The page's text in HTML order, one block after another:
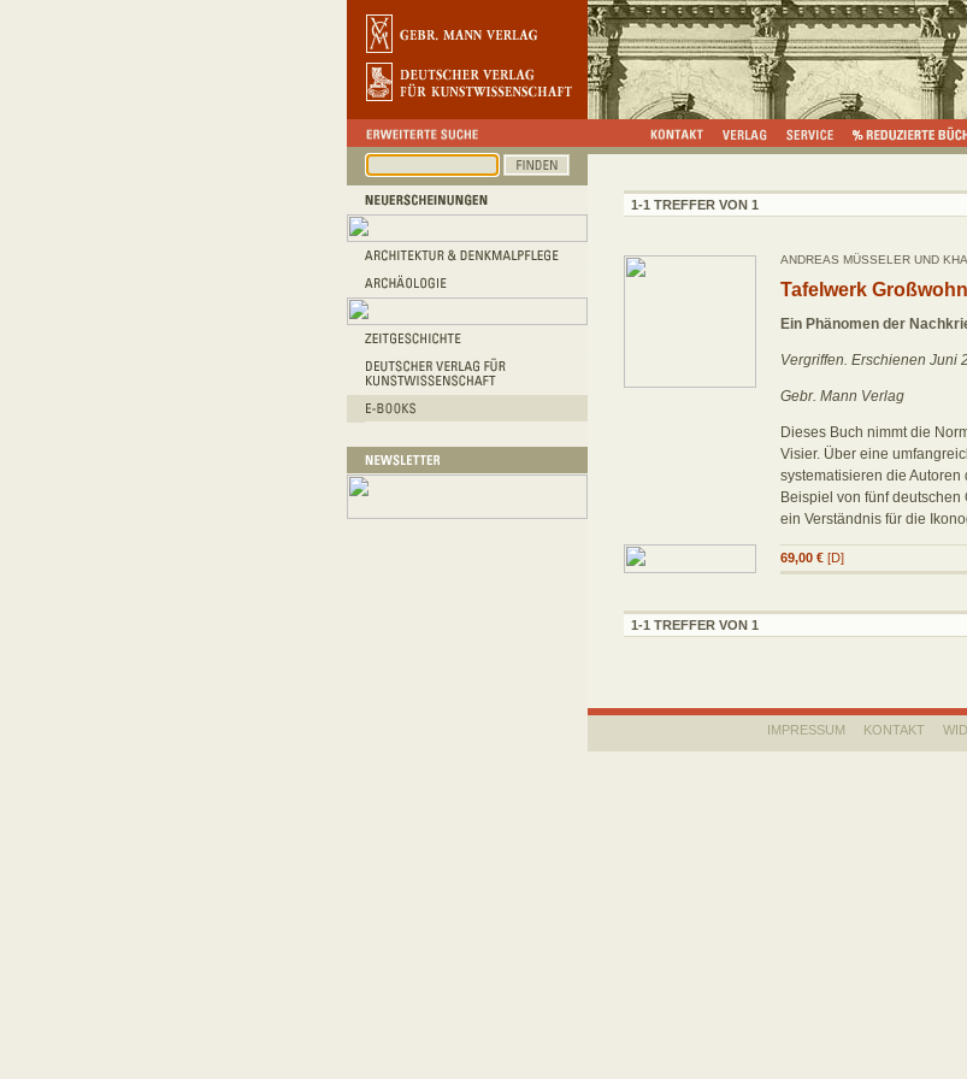
1-1 TREFFER VON 1
ANDREAS MÜSSELER UND
Tafelwerk
Ein Phänomen der
Vergriffen. Erschienen Juni
Gebr. Mann Verlag
Dieses Buch nimmt die
Visier. Über eine
systematisieren die
Beispiel von fünf
ein Verständnis für die
69,00 € [D]
1-1 TREFFER VON 1
IMPRESSUM KONTAKT